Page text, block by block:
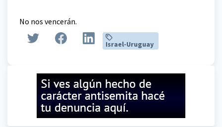
No nos vencerán.
Israel-Uruguay